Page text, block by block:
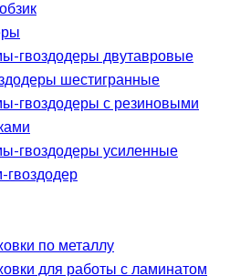
гвоздодеры двутавровые
шестигранные
гвоздодеры с резиновыми
гвоздодеры усиленные
по металлу
для работы с ламинатом